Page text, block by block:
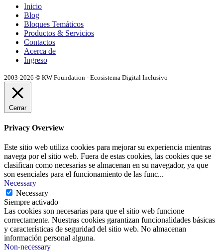
Inicio
Blog
Bloques Temáticos
Productos & Servicios
Contactos
Acerca de
Ingreso
2003-2026 © KW Foundation - Ecosistema Digital Inclusivo
Cerrar
Privacy Overview
Este sitio web utiliza cookies para mejorar su experiencia mientras
navega por el sitio web. Fuera de estas cookies, las cookies que se
clasifican como necesarias se almacenan en su navegador, ya que
son esenciales para el funcionamiento de las func...
Necessary
Necessary
Siempre activado
Las cookies son necesarias para que el sitio web funcione
correctamente. Nuestras cookies garantizan funcionalidades básicas
y características de seguridad del sitio web. No almacenan
información personal alguna.
Non-necessary